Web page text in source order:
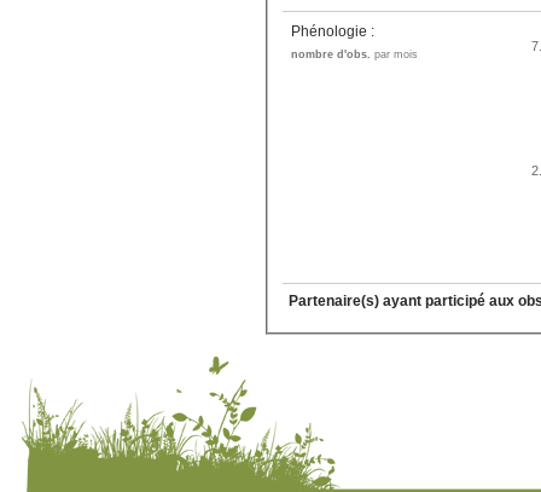
Phénologie :
nombre d'obs. par mois
Partenaire(s) ayant participé aux